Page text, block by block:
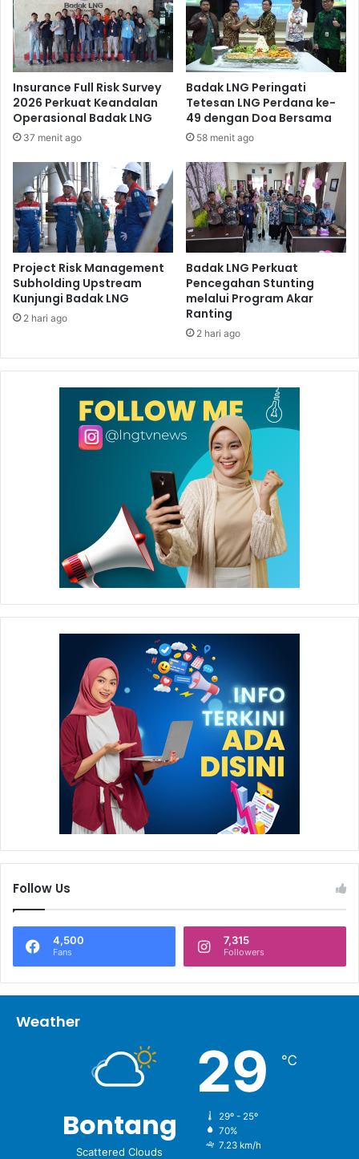
pukul 17.00 WITA (*).
Insurance Full Risk Survey
2026 Perkuat Keandalan
Operasional Badak LNG
37 menit ago
Badak LNG Peringati
Tetesan LNG Perdana ke-
49 dengan Doa Bersama
58 menit ago
Project Risk Management
Subholding Upstream
Kunjungi Badak LNG
2 hari ago
Badak LNG Perkuat
Pencegahan Stunting
melalui Program Akar
Ranting
2 hari ago
Follow Us
4,500
Fans
7,315
Followers
Weather
Bontang
Scattered Clouds
29 ℃
29º - 25º
70%
7.23 km/h